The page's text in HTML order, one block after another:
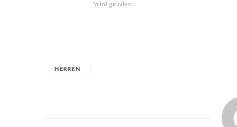
Wird geladen …
HERREN